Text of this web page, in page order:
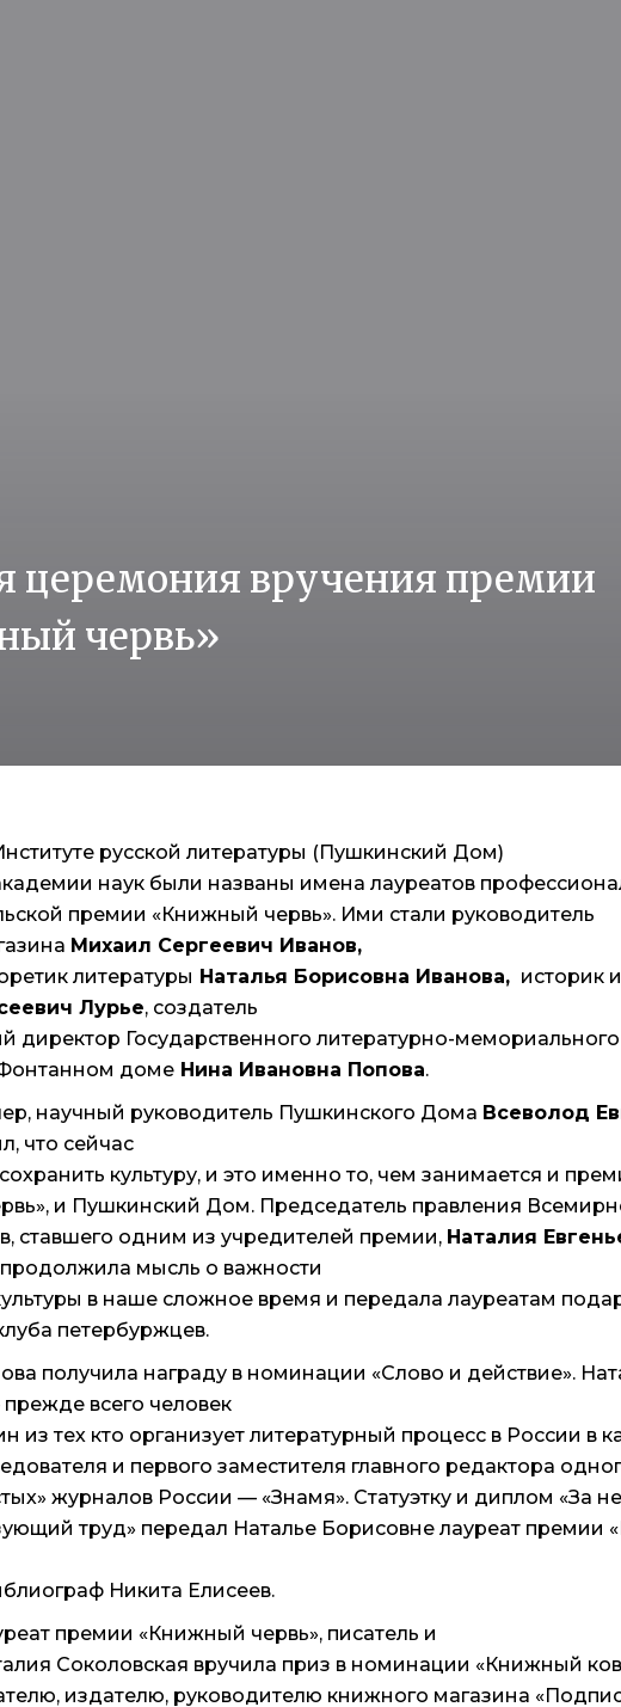
церемония вручения премии
червь»
русской литературы (Пушкинский Дом)
наук были названы имена лауреатов
премии «Книжный червь». Ими стали руководитель
Михаил Сергеевич Иванов,
литературы Наталья Борисовна Иванова, историк
Лурье, создатель
директор Государственного литературно-
домеНина Ивановна Попова.
научный руководитель Пушкинского Дома Всеволод
что сейчас
культуру, и это именно то, чем занимается и
и Пушкинский Дом. Председатель правления
ставшего одним из учредителей премии, Наталия
продолжила мысль о важности
в наше сложное время и передала лауреатам
петербуржцев.
получила награду в номинации «Слово и действие».
всего человек
из тех кто организует литературный процесс в России в
и первого заместителя главного редактора
журналов России — «Знамя». Статуэтку и диплом «За
труд» передал Наталье Борисовне лауреат премии
Никита Елисеев.
премии «Книжный червь», писатель и
Соколовская вручила приз в номинации «Книжный
издателю, руководителю книжного магазина